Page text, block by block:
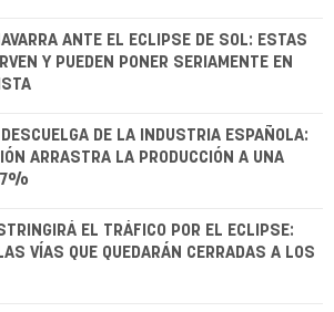
ANTE EL ECLIPSE DE SOL: ESTAS
Y PUEDEN PONER SERIAMENTE EN
DESCUELGA DE LA INDUSTRIA ESPAÑOLA:
ARRASTRA LA PRODUCCIÓN A UNA
EL TRÁFICO POR EL ECLIPSE:
VÍAS QUE QUEDARÁN CERRADAS A LOS